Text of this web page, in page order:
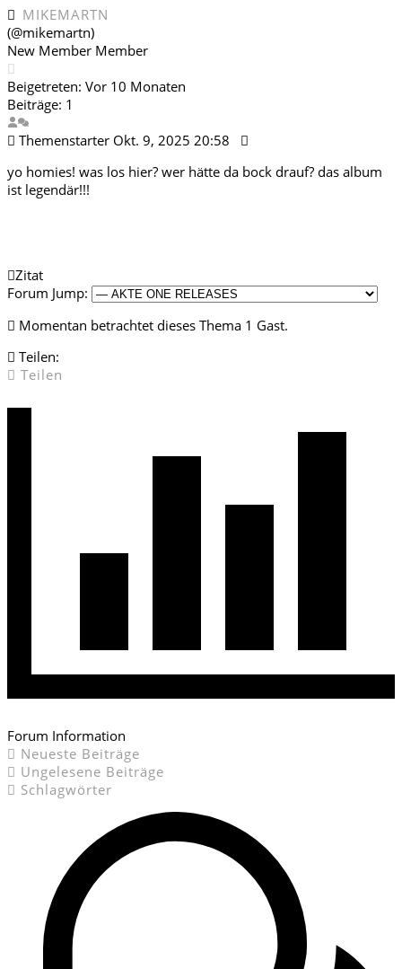
MIKEMARTN
(@mikemartn)
New Member Member
Beigetreten: Vor 10 Monaten
Beiträge: 1
Themenstarter Okt. 9, 2025 20:58
yo homies! was los hier? wer hätte da bock drauf? das album
ist legendär!!!
Zitat
Forum Jump:
Momentan betrachtet dieses Thema 1 Gast.
Teilen:
Teilen
Forum Information
Neueste Beiträge
Ungelesene Beiträge
Schlagwörter